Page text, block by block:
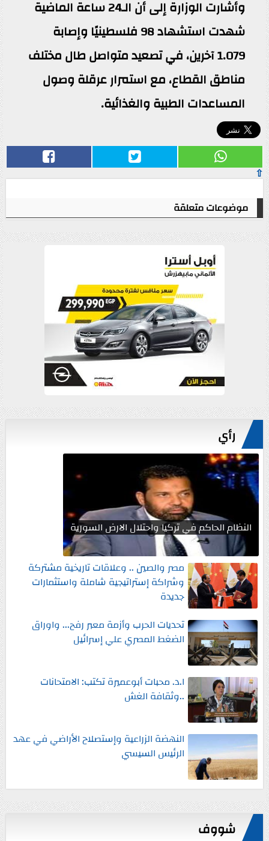
وأشارت الوزارة إلى أن الـ24 ساعة الماضية
شهدت استشهاد 98 فلسطينيًا وإصابة
1.079 آخرين، في تصعيد متواصل طال مختلف
مناطق القطاع، مع استمرار عرقلة وصول
المساعدات الطبية والغذائية.
⇧
موضوعات متعلقة
رأي
النظام الحاكم في تركيا واحتلال الارض السورية
مصر والصين .. وعلاقات تاريخية مشتركة
وشراكة إستراتيجية شاملة واستثمارات
جديدة
تحديات الحرب وأزمة معبر رفح... واوراق
الضغط المصري علي إسرائيل
ا.د. محبات أبوعميرة تكتب: الامتحانات
..وثقافة الغش
النهضة الزراعية وإستصلاح الأراضي في عهد
الرئيس السيسي
شووف